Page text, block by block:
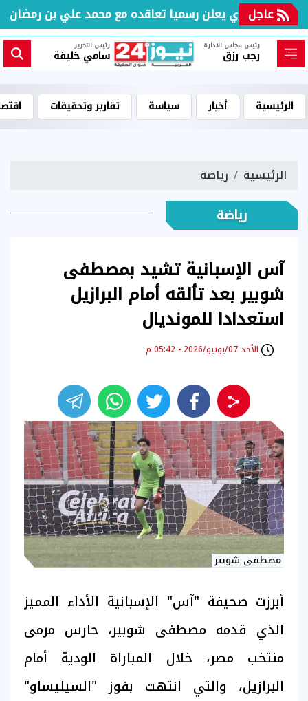
عاجل
القطري يعلن رسميا تعاقده مع محمد علي بن رمضان
رئيس مجلس الادارة
رجب رزق
رئيس التحرير
سامي خليفة
الرئيسية أخبار سياسة تقارير وتحقيقات
الرئيسية رياضة
رياضة
آس الإسبانية تشيد بمصطفى
شوبير بعد تألقه أمام البرازيل
استعدادا للمونديال
الأحد 07/يونيو/2026 - 05:42 م
مصطفى شوبير
أبرزت صحيفة "آس" الإسبانية الأداء المميز
الذي قدمه مصطفى شوبير، حارس مرمى
منتخب مصر، خلال المباراة الودية أمام
البرازيل، والتي انتهت بفوز "السيليساو"